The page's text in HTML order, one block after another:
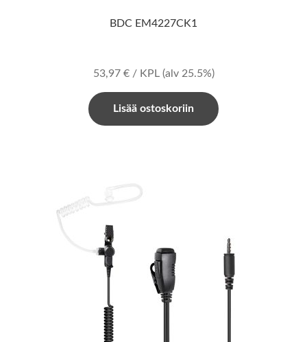
BDC EM4227CK1
53,97 €/ KPL (alv 25.5%)
Lisää ostoskoriin